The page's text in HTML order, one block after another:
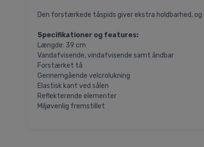
Den forstærkede tåspids giver ekstra holdbarhed,
Specifikationer og features:
Længde: 39 cm
Vandafvisende, vindafvisende samt åndbar
Forstærket tå
Gennemgående velcrolukning
Elastisk kant ved sålen
Reflekterende elementer
Miljøvenlig fremstillet